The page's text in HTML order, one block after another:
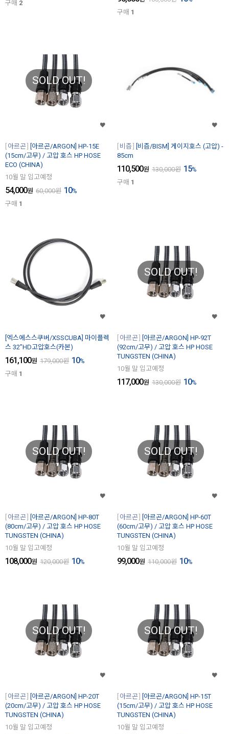
구매 2
구매 1
SOLD OUT!
아르곤
[아르곤/ARGON] HP-15E
(15cm/고무) / 고압 호스 HP HOSE
ECO (CHINA)
10월 말 입고예정
54,000원 60,000원 10%
구매 1
비즘
[비즘/BISM] 게이지호스 (고압) -
85cm
110,500원 130,000원 15%
구매 1
[엑스에스스쿠버/XSSCUBA] 마이플렉
스 32”HD고압호스(카본)
161,100원 179,000원 10%
구매 1
SOLD OUT!
아르곤
[아르곤/ARGON] HP-92T
(92cm/고무) / 고압 호스 HP HOSE
TUNGSTEN (CHINA)
10월 말 입고예정
117,000원 130,000원 10%
SOLD OUT!
아르곤
[아르곤/ARGON] HP-80T
(80cm/고무) / 고압 호스 HP HOSE
TUNGSTEN (CHINA)
10월 말 입고예정
108,000원 120,000원 10%
SOLD OUT!
아르곤
[아르곤/ARGON] HP-60T
(60cm/고무) / 고압 호스 HP HOSE
TUNGSTEN (CHINA)
10월 말 입고예정
99,000원 110,000원 10%
SOLD OUT!
아르곤
[아르곤/ARGON] HP-20T
(20cm/고무) / 고압 호스 HP HOSE
TUNGSTEN (CHINA)
10월 말 입고예정
SOLD OUT!
아르곤
[아르곤/ARGON] HP-15T
(15cm/고무) / 고압 호스 HP HOSE
TUNGSTEN (CHINA)
10월 말 입고예정